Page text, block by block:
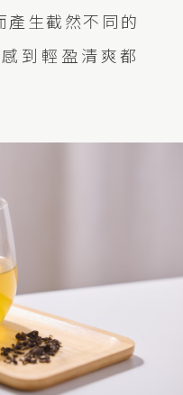
產生截然不同的
到輕盈清爽都